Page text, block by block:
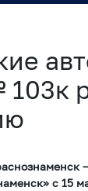
с 15